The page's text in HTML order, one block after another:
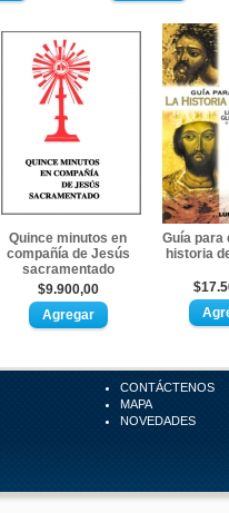
Quince minutos en
compañía de Jesús
sacramentado
$9.900,00
Guía para
historia
CONTÁCTENOS
MAPA
NOVEDADES